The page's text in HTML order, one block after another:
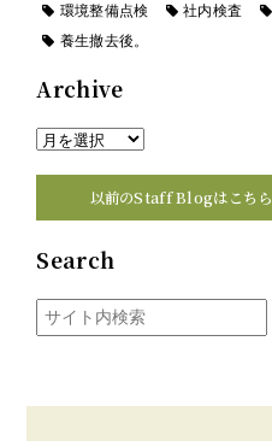
環境整備点検
社内検査
養生撤去後。
Archive
以前のStaff Blogはこちら
Search